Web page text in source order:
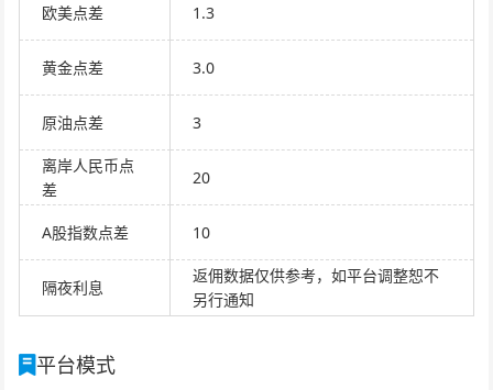
欧美点差 1.3
黄金点差 3.0
原油点差 3
离岸人民币点
差
20
A股指数点差 10
隔夜利息
返佣数据仅供参考，如平台调整恕不
另行通知
平台模式